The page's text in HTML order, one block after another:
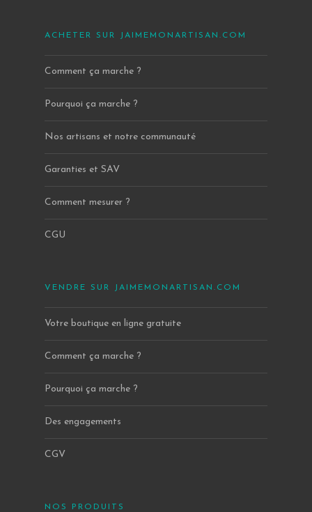
ACHETER SUR JAIMEMONARTISAN.COM
Comment ça marche ?
Pourquoi ça marche ?
Nos artisans et notre communauté
Garanties et SAV
Comment mesurer ?
CGU
VENDRE SUR JAIMEMONARTISAN.COM
Votre boutique en ligne gratuite
Comment ça marche ?
Pourquoi ça marche ?
Des engagements
CGV
NOS PRODUITS